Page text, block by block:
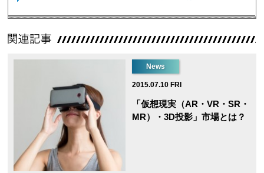
News
2015.07.10 FRI
「仮想現実（AR・VR・SR・
MR）・3D投影」市場とは？